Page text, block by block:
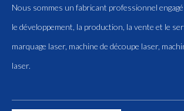
Nous sommes un fabricant professionnel engagé
le développement, la production, la vente et le
marquage laser, machine de découpe laser,
laser.